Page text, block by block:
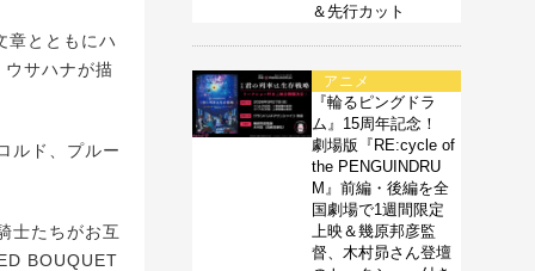
章とともにハ
サハナが描
ルド、プルー
士たちがお互
BOUQUET
＆先行カット
アニメ
『輪るピングドラ
ム』15周年記念！
劇場版『RE:cycle of
the PENGUINDRU
M』前編・後編を全
国劇場で1週間限定
上映＆幾原邦彦監
督、木村昴さん登壇